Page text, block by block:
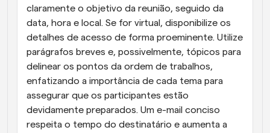
claramente o objetivo da reunião, seguido da
data, hora e local. Se for virtual, disponibilize os
detalhes de acesso de forma proeminente. Utilize
parágrafos breves e, possivelmente, tópicos para
delinear os pontos da ordem de trabalhos,
enfatizando a importância de cada tema para
assegurar que os participantes estão
devidamente preparados. Um e-mail conciso
respeita o tempo do destinatário e aumenta a